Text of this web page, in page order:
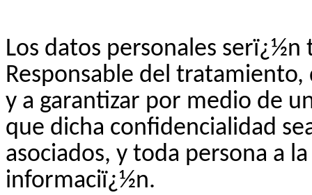
Los datos personales
Responsable del
y a garantizar por medio de
que dicha confidencialidad
asociados, y toda persona a
informaciï¿½n.